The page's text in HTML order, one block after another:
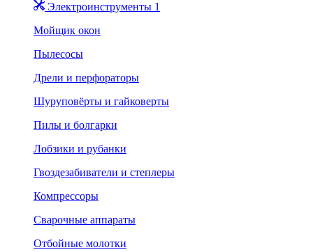
Электроинструменты 1
Мойщик окон
Пылесосы
Дрели и перфораторы
Шуруповёрты и гайковерты
Пилы и болгарки
Лобзики и рубанки
Гвоздезабиватели и степлеры
Компрессоры
Сварочные аппараты
Отбойные молотки